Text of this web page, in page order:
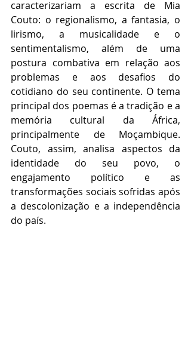
caracterizariam a escrita de Mia
Couto: o regionalismo, a fantasia, o
lirismo, a musicalidade e o
sentimentalismo, além de uma
postura combativa em relação aos
problemas e aos desafios do
cotidiano do seu continente. O tema
principal dos poemas é a tradição e a
memória cultural da África,
principalmente de Moçambique.
Couto, assim, analisa aspectos da
identidade do seu povo, o
engajamento político e as
transformações sociais sofridas após
a descolonização e a independência
do país.